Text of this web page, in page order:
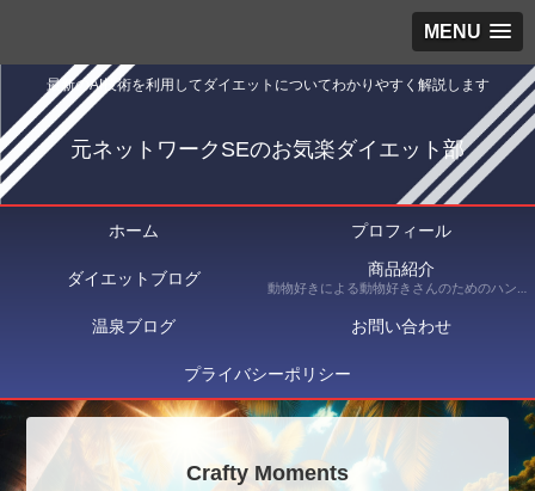
MENU
最新のAI技術を利用してダイエットについてわかりやすく解説します
元ネットワークSEのお気楽ダイエット部
ホーム プロフィール
ダイエットブログ 商品紹介
動物好きによる動物好きさんのためのハンドメイドショップ Crafty Moments（クラフティ・モーメンツ） にて出品している商品を紹介
温泉ブログ お問い合わせ
プライバシーポリシー
Crafty Moments